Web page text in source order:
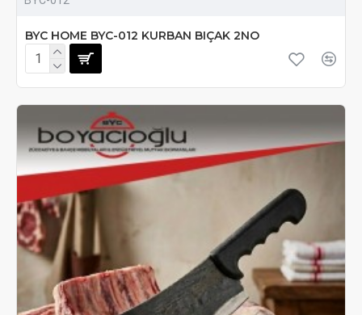
BYC HOME BYC-012 KURBAN BIÇAK 2NO